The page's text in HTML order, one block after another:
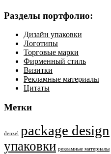
Разделы портфолио:
Дизайн упаковки
Логотипы
Торговые марки
Фирменный стиль
Визитки
Рекламные материалы
Цитаты
Метки
denzel package design
упаковки рекламные материалы